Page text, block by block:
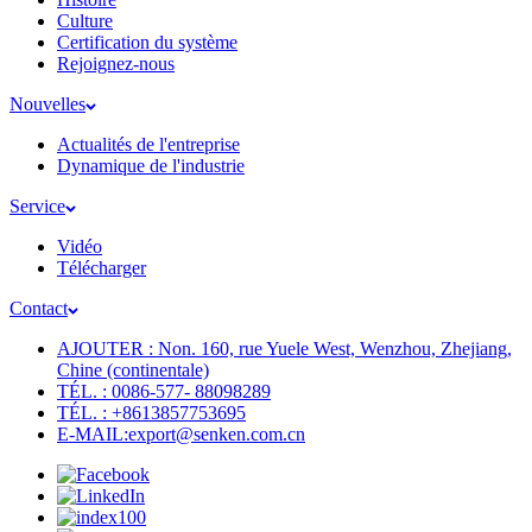
Culture
Certification du système
Rejoignez-nous
Nouvelles
Actualités de l'entreprise
Dynamique de l'industrie
Service
Vidéo
Télécharger
Contact
AJOUTER : Non. 160, rue Yuele West, Wenzhou, Zhejiang,
Chine (continentale)
TÉL. : 0086-577- 88098289
TÉL. : +8613857753695
E-MAIL:export@senken.com.cn